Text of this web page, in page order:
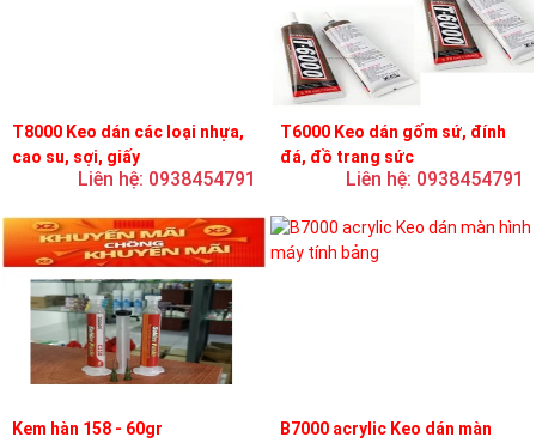
T8000 Keo dán các loại nhựa,
cao su, sợi, giấy
Liên hệ: 0938454791
T6000 Keo dán gốm sứ, đính
đá, đồ trang sức
Liên hệ: 0938454791
Kem hàn 158 - 60gr
B7000 acrylic Keo dán màn